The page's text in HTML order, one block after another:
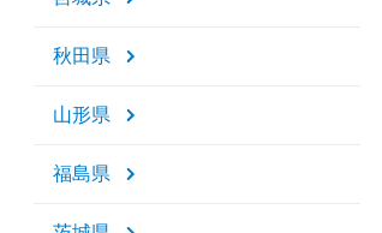
秋田県
山形県
福島県